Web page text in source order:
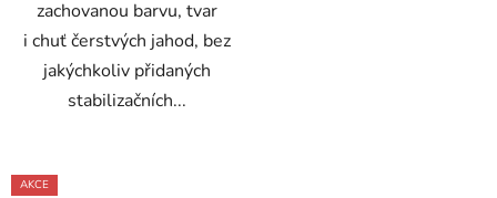
zachovanou barvu, tvar
i chuť čerstvých jahod, bez
jakýchkoliv přidaných
stabilizačních...
AKCE